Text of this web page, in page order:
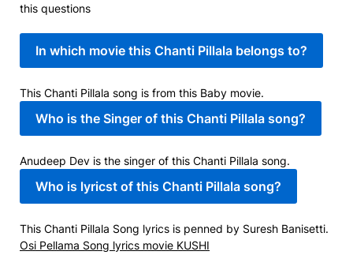
this questions
In which movie this Chanti Pillala belongs to?
This Chanti Pillala song is from this Baby movie.
Who is the Singer of this Chanti Pillala song?
Anudeep Dev is the singer of this Chanti Pillala song.
Who is lyricst of this Chanti Pillala song?
This Chanti Pillala Song lyrics is penned by Suresh Banisetti.
Osi Pellama Song lyrics movie KUSHI